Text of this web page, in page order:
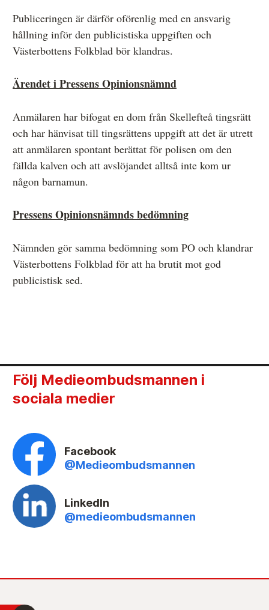
Publiceringen är därför oförenlig med en ansvarig
hållning inför den publicistiska uppgiften och
Västerbottens Folkblad bör klandras.
Ärendet i Pressens Opinionsnämnd
Anmälaren har bifogat en dom från Skellefteå tingsrätt
och har hänvisat till tingsrättens uppgift att det är utrett
att anmälaren spontant berättat för polisen om den
fällda kalven och att avslöjandet alltså inte kom ur
någon barnamun.
Pressens Opinionsnämnds bedömning
Nämnden gör samma bedömning som PO och klandrar
Västerbottens Folkblad för att ha brutit mot god
publicistisk sed.
Följ Medieombudsmannen i
sociala medier
Facebook
@Medieombudsmannen
LinkedIn
@medieombudsmannen